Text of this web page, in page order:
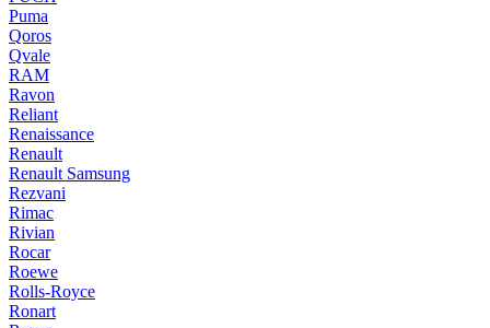
Puma
Qoros
Qvale
RAM
Ravon
Reliant
Renaissance
Renault
Renault Samsung
Rezvani
Rimac
Rivian
Rocar
Roewe
Rolls-Royce
Ronart